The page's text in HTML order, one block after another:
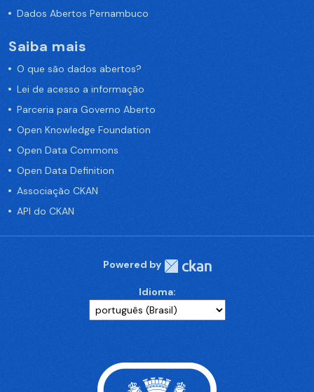
Dados Abertos Pernambuco
Saiba mais
O que são dados abertos?
Lei de acesso a informação
Parceria para Governo Aberto
Open Knowledge Foundation
Open Data Commons
Open Data Definition
Associação CKAN
API do CKAN
Powered by
Idioma